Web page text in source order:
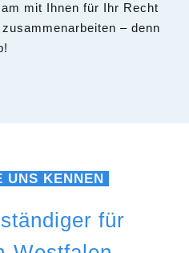
mit Ihnen für Ihr Recht
– denn
UNS KENNEN
für